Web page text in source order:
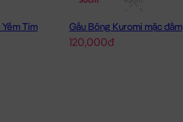
Tím Gấu Bông Kuromi mặc đầm
120,000đ